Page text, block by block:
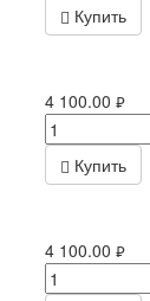
Купить
4 100.00 руб.
Купить
4 100.00 руб.